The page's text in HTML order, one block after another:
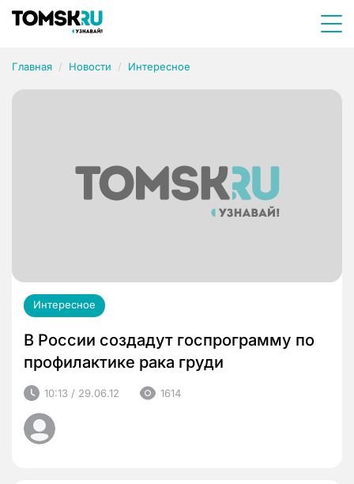
Главная Новости Интересное
Интересное
В России создадут госпрограмму по
профилактике рака груди
10:13 / 29.06.12 1614